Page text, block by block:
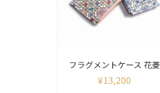
フラグメントケース 花菱
¥13,200